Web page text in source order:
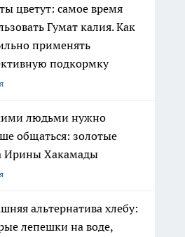
цветут: самое время
Гумат калия. Как
применять
подкормку
людьми нужно
общаться: золотые
Ирины Хакамады
альтернатива хлебу:
лепешки на воде,